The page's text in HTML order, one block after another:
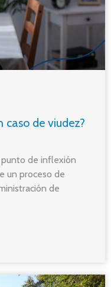
caso de viudez?
punto de inflexión
un proceso de
de